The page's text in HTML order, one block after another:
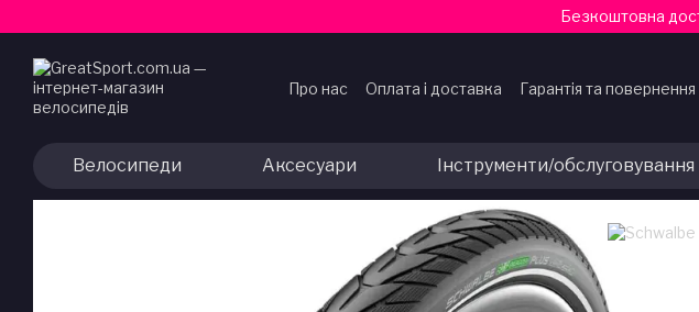
Безкоштовна
Про нас Оплата і доставка Гарантія та повернення
Велосипеди Аксесуари Інструменти/обслуговування